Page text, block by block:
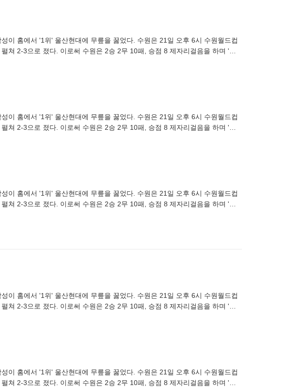
이 홈에서 '1위' 울산현대에 무릎을 꿇었다. 수원은 21일 오후 6시 수원월드컵
쳐 2-3으로 졌다. 이로써 수원은 2승 2무 10패, 승점 8 제자리걸음을 하며 '최
이 홈에서 '1위' 울산현대에 무릎을 꿇었다. 수원은 21일 오후 6시 수원월드컵
쳐 2-3으로 졌다. 이로써 수원은 2승 2무 10패, 승점 8 제자리걸음을 하며 '최
이 홈에서 '1위' 울산현대에 무릎을 꿇었다. 수원은 21일 오후 6시 수원월드컵
쳐 2-3으로 졌다. 이로써 수원은 2승 2무 10패, 승점 8 제자리걸음을 하며 '최
이 홈에서 '1위' 울산현대에 무릎을 꿇었다. 수원은 21일 오후 6시 수원월드컵
쳐 2-3으로 졌다. 이로써 수원은 2승 2무 10패, 승점 8 제자리걸음을 하며 '최
이 홈에서 '1위' 울산현대에 무릎을 꿇었다. 수원은 21일 오후 6시 수원월드컵
쳐 2-3으로 졌다. 이로써 수원은 2승 2무 10패, 승점 8 제자리걸음을 하며 '최